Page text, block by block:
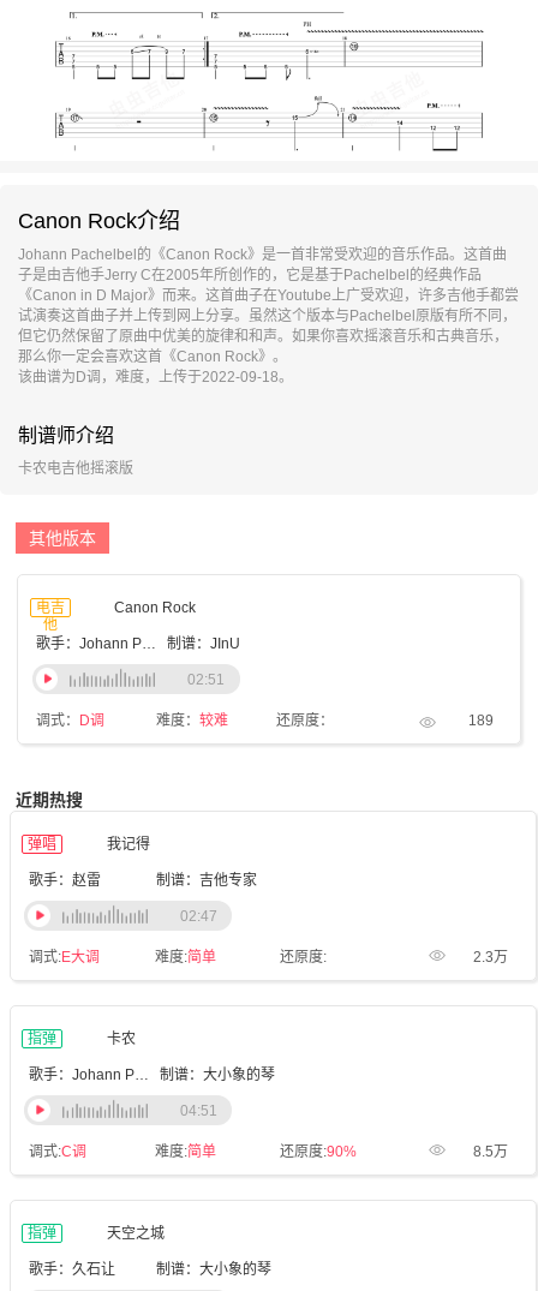
Canon Rock介绍
Johann Pachelbel的《Canon Rock》是一首非常受欢迎的音乐作品。这首曲
子是由吉他手Jerry C在2005年所创作的，它是基于Pachelbel的经典作品
《Canon in D Major》而来。这首曲子在Youtube上广受欢迎，许多吉他手都尝
试演奏这首曲子并上传到网上分享。虽然这个版本与Pachelbel原版有所不同，
但它仍然保留了原曲中优美的旋律和和声。如果你喜欢摇滚音乐和古典音乐，
那么你一定会喜欢这首《Canon Rock》。
该曲谱为D调，难度，上传于2022-09-18。
制谱师介绍
卡农电吉他摇滚版
其他版本
电吉
他
Canon Rock
歌手：Johann Pachelbel 制谱：JInU
调式： D调 难度： 较难 还原度： 189
02:51
近期热搜
弹唱 我记得
歌手：赵雷 制谱：吉他专家
调式:E大调 难度:简单 还原度: 2.3万
02:47
指弹 卡农
歌手：Johann Pachelbel 制谱：大小象的琴
调式:C调 难度:简单 还原度:90% 8.5万
04:51
指弹 天空之城
歌手：久石让 制谱：大小象的琴